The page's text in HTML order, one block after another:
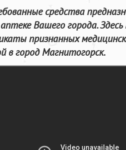
средства
Вашего города.
признанных
в город Магнитогорск.